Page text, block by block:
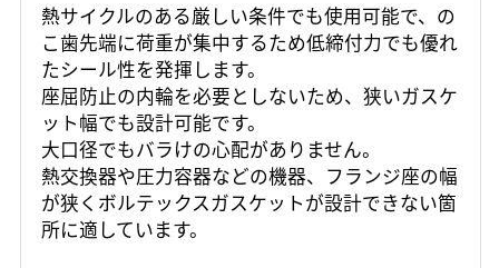
熱サイクルのある厳しい条件でも使用可能で、の
こ歯先端に荷重が集中するため低締付力でも優れ
たシール性を発揮します。
座屈防止の内輪を必要としないため、狭いガスケ
ット幅でも設計可能です。
大口径でもバラけの心配がありません。
熱交換器や圧力容器などの機器、フランジ座の幅
が狭くボルテックスガスケットが設計できない箇
所に適しています。